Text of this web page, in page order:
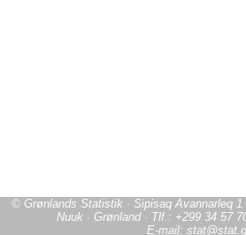
© Grønlands Statistik · Sipisaq Avannarleq 1
Nuuk · Grønland · Tlf.: +299 34 57
E-mail: